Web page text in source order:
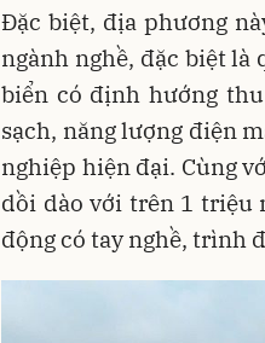
Đặc biệt, địa phương
ngành nghề, đặc biệt
biển có định hướng
sạch, năng lượng điện
nghiệp hiện đại. Cùng
dồi dào với trên 1 triệu
động có tay nghề, trình